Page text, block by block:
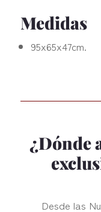
Medidas
95x65x47cm.
¿Dónde
Desde las